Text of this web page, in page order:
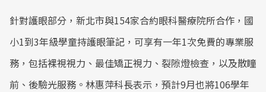
針對護眼部分，新北市與154家合約眼科醫療院所合作，國
小1到3年級學童持護眼筆記，可享有一年1次免費的專業服
務，包括裸視視力、最佳矯正視力、裂隙燈檢查，以及散瞳
前、後驗光服務。林惠萍科長表示，預計9月也將106學年